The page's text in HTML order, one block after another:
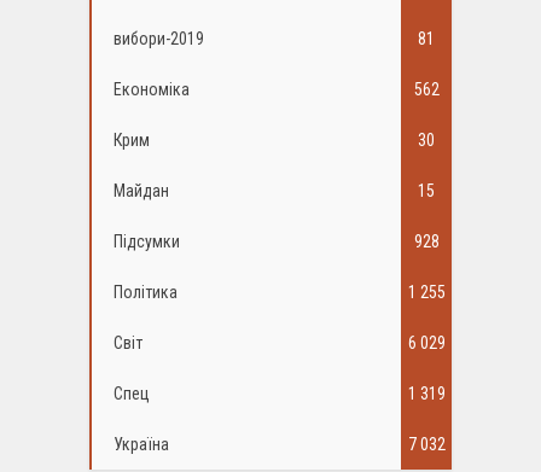
вибори-2019 81
Економіка 562
Крим 30
Майдан 15
Підсумки 928
Політика 1 255
Світ 6 029
Спец 1 319
Україна 7 032